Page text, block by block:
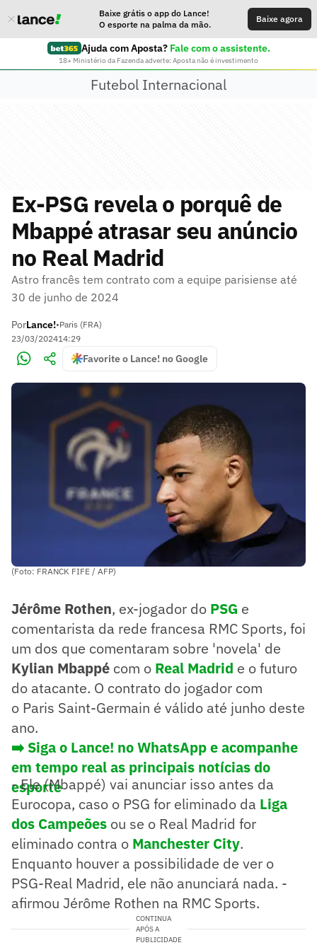
Baixe grátis o app do Lance!
O esporte na palma da mão.
Baixe agora
Ajuda com Aposta? Fale com o assistente.
18+ Ministério da Fazenda adverte: Aposta não é investimento
Futebol Internacional
Ex-PSG revela o porquê de
Mbappé atrasar seu anúncio
no Real Madrid
Astro francês tem contrato com a equipe parisiense até
30 de junho de 2024
PorLance!•Paris (FRA)
23/03/202414:29
Favorite o Lance! no Google
(Foto: FRANCK FIFE / AFP)
Jérôme Rothen, ex-jogador do PSG e
comentarista da rede francesa RMC Sports, foi
um dos que comentaram sobre 'novela' de
Kylian Mbappé com o Real Madrid e o futuro
do atacante. O contrato do jogador com
o Paris Saint-Germain é válido até junho deste
ano.
➡️ Siga o Lance! no WhatsApp e acompanhe
em tempo real as principais notícias do
esporte
- Ele (Mbappé) vai anunciar isso antes da
Eurocopa, caso o PSG for eliminado da Liga
dos Campeões ou se o Real Madrid for
eliminado contra o Manchester City.
Enquanto houver a possibilidade de ver o
PSG-Real Madrid, ele não anunciará nada. -
afirmou Jérôme Rothen na RMC Sports.
CONTINUA
APÓS A
PUBLICIDADE